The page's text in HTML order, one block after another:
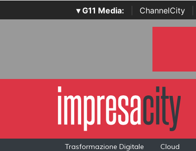
▾ G11 Media: ChannelCity
Trasformazione Digitale Cloud